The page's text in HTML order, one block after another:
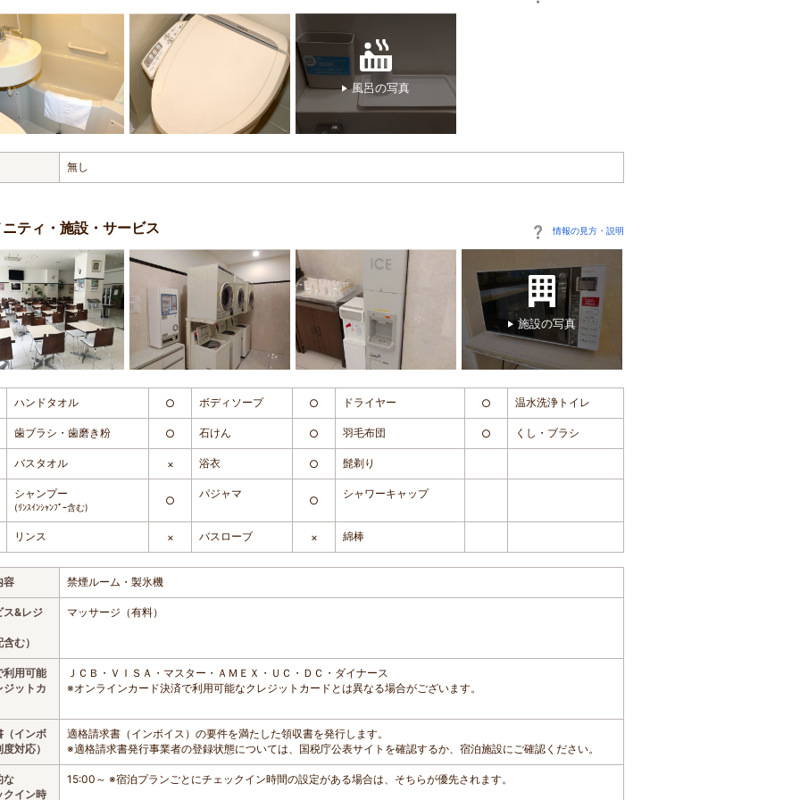
風呂の写真
無し
ティ・施設・サービス 情報の見方・説明
施設の写真
ハンドタオル ○ ボディソープ ○ ドライヤー ○ 温水洗浄トイレ
歯ブラシ・歯磨き粉 ○ 石けん ○ 羽毛布団 ○ くし・ブラシ
バスタオル × 浴衣 ○ 髭剃り
シャンプー
(ﾘﾝｽｲﾝｼｬﾝﾌﾟｰ含む) ○
パジャマ
○
シャワーキャップ
リンス × バスローブ × 綿棒
容 禁煙ルーム・製氷機
ス&レジ
む）
マッサージ（有料）
利用可能
ジットカ
ＪＣＢ・ＶＩＳＡ・マスター・ＡＭＥＸ・ＵＣ・ＤＣ・ダイナース
※オンラインカード決済で利用可能なクレジットカードとは異なる場合がございます。
（インボ
対応）
適格請求書（インボイス）の要件を満たした領収書を発行します。
※適格請求書発行事業者の登録状態については、国税庁公表サイトを確認するか、宿泊施設にご確認ください。
な
クイン時
15:00～ ※宿泊プランごとにチェックイン時間の設定がある場合は、そちらが優先されます。